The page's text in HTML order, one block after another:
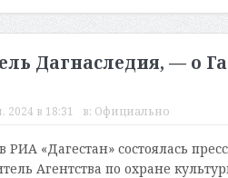
Дагнаследия, — о
2024 в 18:31 в: Официально
РИА «Дагестан» состоялась
Агентства по охране